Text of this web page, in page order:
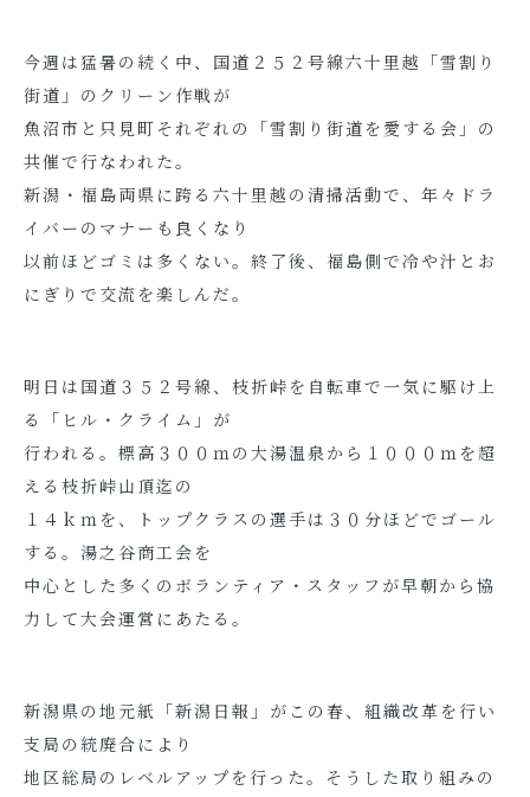
今週は猛暑の続く中、国道２５２号線六十里越「雪割り
街道」のクリーン作戦が
魚沼市と只見町それぞれの「雪割り街道を愛する会」の
共催で行なわれた。
新潟・福島両県に跨る六十里越の清掃活動で、年々ドラ
イバーのマナーも良くなり
以前ほどゴミは多くない。終了後、福島側で冷や汁とお
にぎりで交流を楽しんだ。
明日は国道３５２号線、枝折峠を自転車で一気に駆け上
る「ヒル・クライム」が
行われる。標高３００ｍの大湯温泉から１０００ｍを超
える枝折峠山頂迄の
１４ｋｍを、トップクラスの選手は３０分ほどでゴール
する。湯之谷商工会を
中心とした多くのボランティア・スタッフが早朝から協
力して大会運営にあたる。
新潟県の地元紙「新潟日報」がこの春、組織改革を行い
支局の統廃合により
地区総局のレベルアップを行った。そうした取り組みの